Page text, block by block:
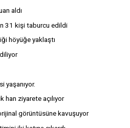
aldı
31 kişi taburcu edildi
höyüğe yaklaştı
yaşanıyor.
han ziyarete açılıyor
görüntüsüne kavuşuyor